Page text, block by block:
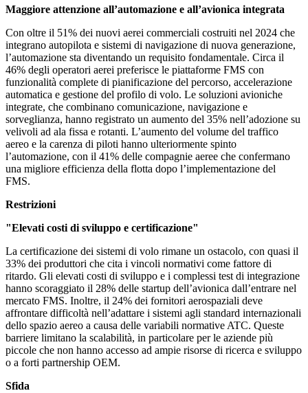
Maggiore attenzione all’automazione e all’avionica integrata
Con oltre il 51% dei nuovi aerei commerciali costruiti nel 2024 che
integrano autopilota e sistemi di navigazione di nuova generazione,
l’automazione sta diventando un requisito fondamentale. Circa il
46% degli operatori aerei preferisce le piattaforme FMS con
funzionalità complete di pianificazione del percorso, accelerazione
automatica e gestione del profilo di volo. Le soluzioni avioniche
integrate, che combinano comunicazione, navigazione e
sorveglianza, hanno registrato un aumento del 35% nell’adozione su
velivoli ad ala fissa e rotanti. L’aumento del volume del traffico
aereo e la carenza di piloti hanno ulteriormente spinto
l’automazione, con il 41% delle compagnie aeree che confermano
una migliore efficienza della flotta dopo l’implementazione del
FMS.
Restrizioni
"Elevati costi di sviluppo e certificazione"
La certificazione dei sistemi di volo rimane un ostacolo, con quasi il
33% dei produttori che cita i vincoli normativi come fattore di
ritardo. Gli elevati costi di sviluppo e i complessi test di integrazione
hanno scoraggiato il 28% delle startup dell’avionica dall’entrare nel
mercato FMS. Inoltre, il 24% dei fornitori aerospaziali deve
affrontare difficoltà nell’adattare i sistemi agli standard internazionali
dello spazio aereo a causa delle variabili normative ATC. Queste
barriere limitano la scalabilità, in particolare per le aziende più
piccole che non hanno accesso ad ampie risorse di ricerca e sviluppo
o a forti partnership OEM.
Sfida